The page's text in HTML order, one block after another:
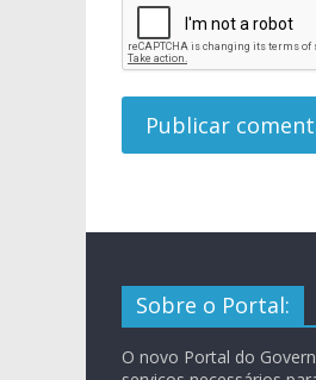
Sobre o Portal:
O novo Portal do